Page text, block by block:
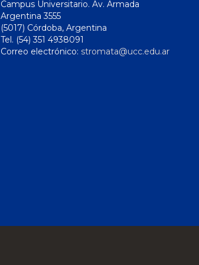
Campus Universitario. Av. Armada
Argentina 3555
(5017) Córdoba, Argentina
Tel. (54) 351 4938091
Correo electrónico: stromata@ucc.edu.ar